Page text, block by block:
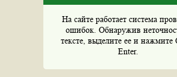
На сайте работает система
ошибок. Обнаружив
тексте, выделите ее и нажмите
Enter.